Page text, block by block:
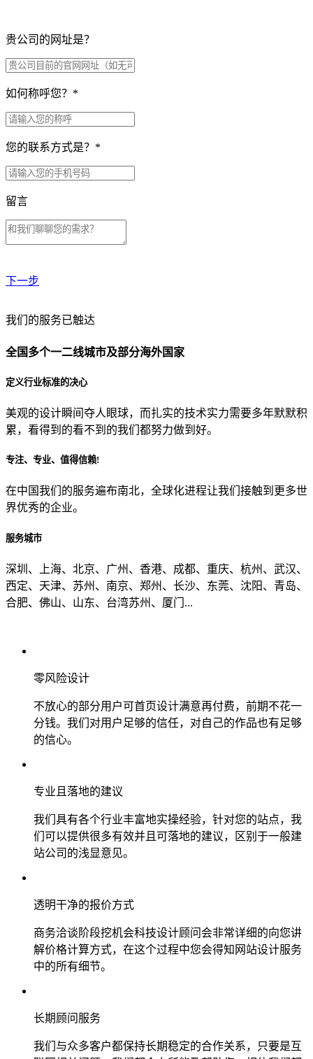
贵公司的网址是？
如何称呼您？ *
您的联系方式是？ *
留言
下一步
贵公司预算范围是？
贵公司的团队规模是？
目前主要的营销渠道是？
我们的服务已触达
全国多个一二线城市及部分海外国家
定义行业标准的决心
美观的设计瞬间夺人眼球，而扎实的技术实力需要多年默默积
累，看得到的看不到的我们都努力做到好。
专注、专业、值得信赖!
在中国我们的服务遍布南北，全球化进程让我们接触到更多世
界优秀的企业。
服务城市
深圳、上海、北京、广州、香港、成都、重庆、杭州、武汉、
西定、天津、苏州、南京、郑州、长沙、东莞、沈阳、青岛、
合肥、佛山、山东、台湾苏州、厦门...
零风险设计
不放心的部分用户可首页设计满意再付费，前期不花一
分钱。我们对用户足够的信任，对自己的作品也有足够
的信心。
专业且落地的建议
我们具有各个行业丰富地实操经验，针对您的站点，我
们可以提供很多有效并且可落地的建议，区别于一般建
站公司的浅显意见。
透明干净的报价方式
商务洽谈阶段挖机会科技设计顾问会非常详细的向您讲
解价格计算方式，在这个过程中您会得知网站设计服务
中的所有细节。
长期顾问服务
我们与众多客户都保持长期稳定的合作关系，只要是互